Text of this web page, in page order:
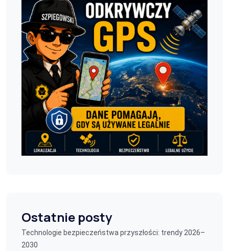
Ostatnie posty
Technologie bezpieczeństwa przyszłości: trendy 2026–
2030